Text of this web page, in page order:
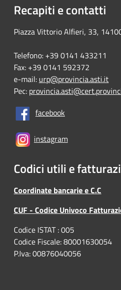
Recapiti e contatti
Piazza Vittorio Alfieri, 33,
Telefono: +39 0141 433211
Fax: +39 0141 592372
e-mail: urp@provincia.asti.it
Pec:
facebook
instagram
Codici utili e
Coordinate bancarie e C.C
CUF - Codice Univoco
Codice ISTAT : 005
Codice Fiscale: 80001630054
P.Iva: 00876040056